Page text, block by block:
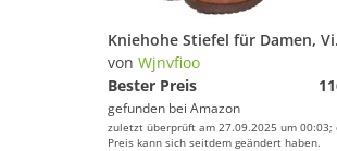
Kniehohe
von Wjnvfioo
Bester Preis
gefunden bei Amazon
zuletzt überprüft am 27.09.2025 um 00:03;
Preis kann sich seitdem geändert haben.